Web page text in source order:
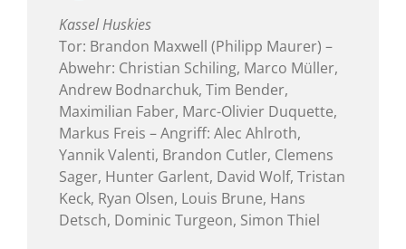
Kassel Huskies
Tor: Brandon Maxwell (Philipp Maurer) –
Abwehr: Christian Schiling, Marco Müller,
Andrew Bodnarchuk, Tim Bender,
Maximilian Faber, Marc-Olivier Duquette,
Markus Freis – Angriff: Alec Ahlroth,
Yannik Valenti, Brandon Cutler, Clemens
Sager, Hunter Garlent, David Wolf, Tristan
Keck, Ryan Olsen, Louis Brune, Hans
Detsch, Dominic Turgeon, Simon Thiel